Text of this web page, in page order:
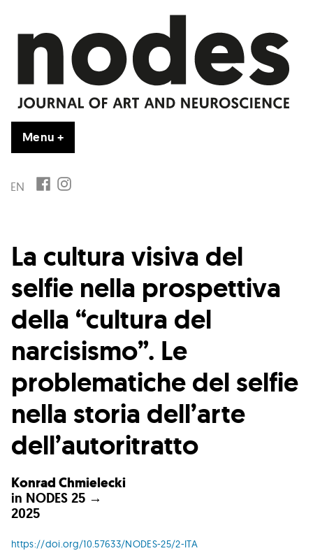
contenuto
Menu +
EN FB IG
La cultura visiva del
selfie nella prospettiva
della “cultura del
narcisismo”. Le
problematiche del selfie
nella storia dell’arte
dell’autoritratto
Konrad Chmielecki
in NODES 25 →
2025
https://doi.org/10.57633/NODES-25/2-ITA